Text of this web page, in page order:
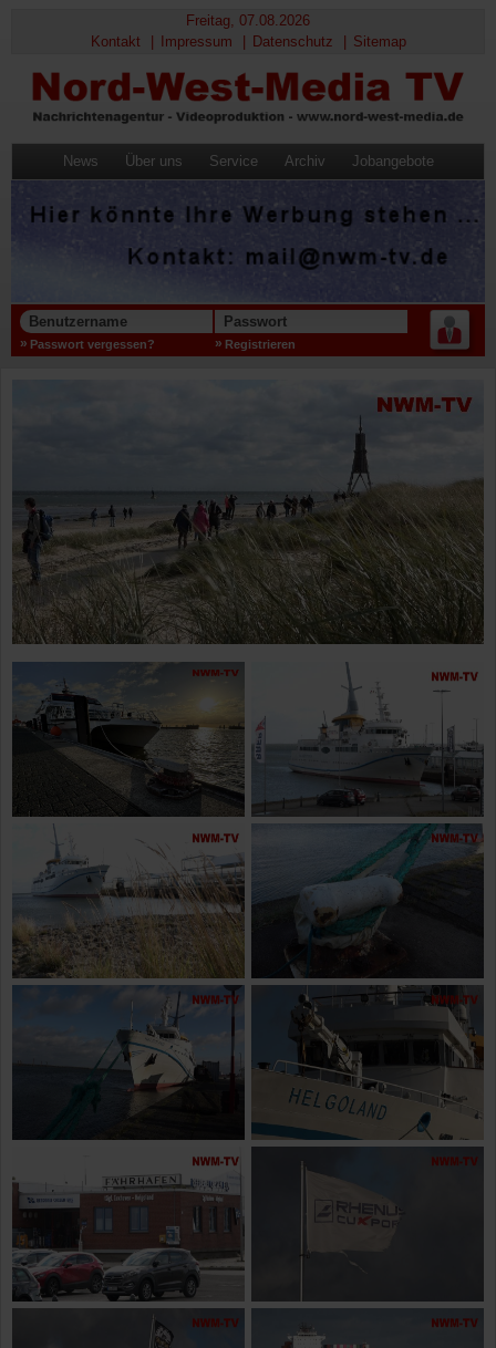
Freitag, 07.08.2026
Kontakt
Impressum Datenschutz Sitemap
News Über uns Service Archiv Jobangebote
Benutzername Passwort
Passwort vergessen? Registrieren